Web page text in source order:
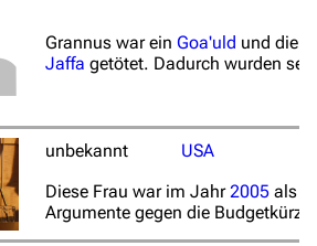
­exportieren
öffentlich sichtbar sein, wenn Sie
Änderungen an verlinkten Seiten
Seiten­­informationen
Seite zitieren
Alle ausklappen
Grannus war ein Goa'uld und
Jaffa getötet. Dadurch wurden
unbekannt
USA
Diese Frau war im Jahr2005 als
Argumente gegen die